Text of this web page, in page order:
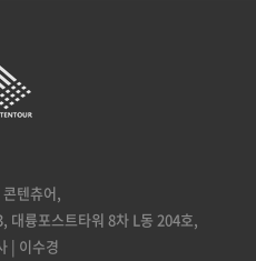
텐츄어,
대륭포스트타워 8차 L동 204호,
| 이수경